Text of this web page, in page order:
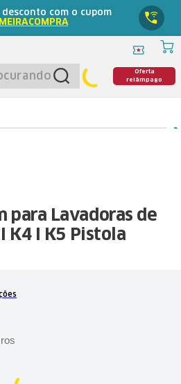
desconto com o cupom
Oferta
relâmpago
para Lavadoras de
K4 I K5 Pistola